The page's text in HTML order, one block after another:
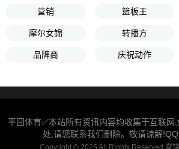
营销 篮板王
摩尔女锦 转播方
品牌商 庆祝动作
平囧体育✅本站所有资讯内容均收集于互联网
处,请您联系我们删除。敬请谅解